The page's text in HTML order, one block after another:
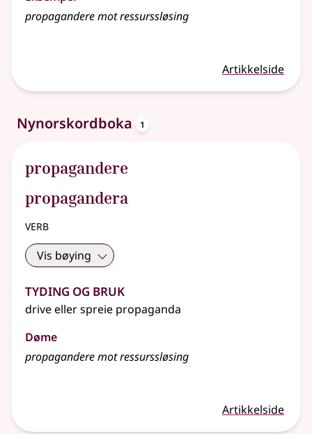
propaganderemot ressurssløsing
Artikkelside
Nynorskordboka 1
propagandere
propagandera
verb
Vis bøying
Tyding og bruk
drive eller spreie propaganda
Døme
propagandere mot ressurssløsing
Artikkelside